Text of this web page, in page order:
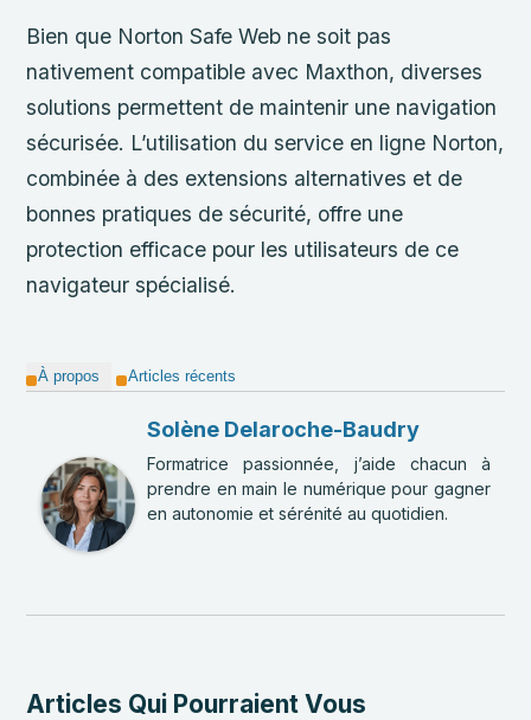
Bien que Norton Safe Web ne soit pas
nativement compatible avec Maxthon, diverses
solutions permettent de maintenir une navigation
sécurisée. L’utilisation du service en ligne Norton,
combinée à des extensions alternatives et de
bonnes pratiques de sécurité, offre une
protection efficace pour les utilisateurs de ce
navigateur spécialisé.
À propos Articles récents
Solène Delaroche-Baudry
Formatrice passionnée, j’aide chacun à
prendre en main le numérique pour gagner
en autonomie et sérénité au quotidien.
Articles Qui Pourraient Vous